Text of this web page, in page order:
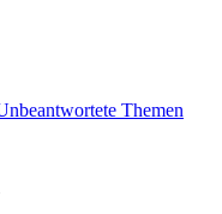
Themen